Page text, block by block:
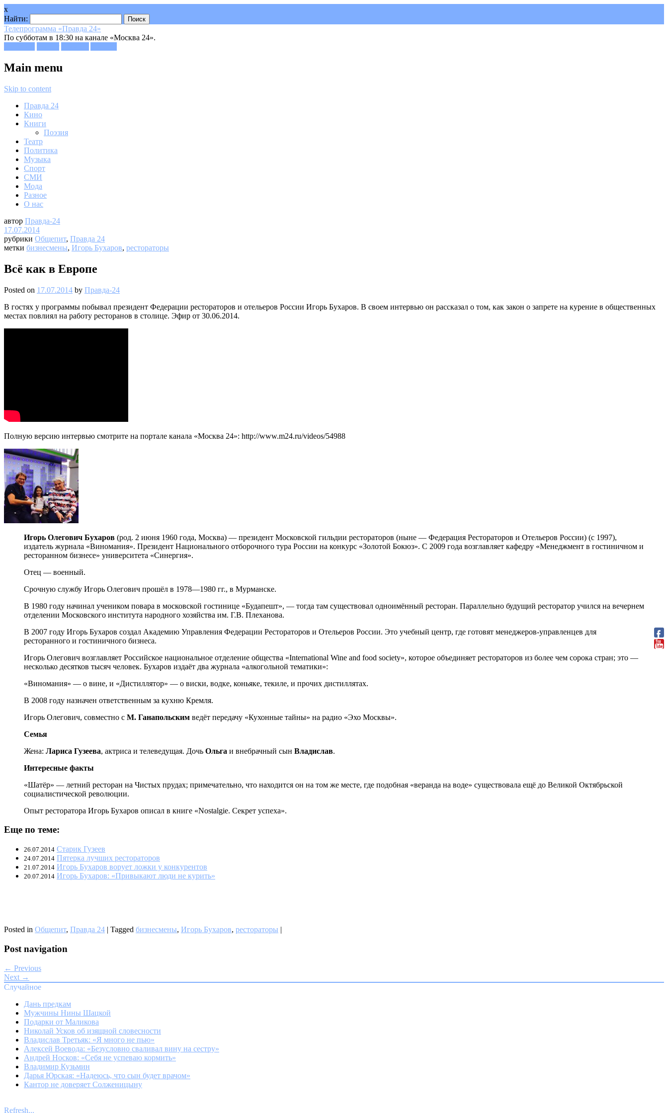
x
Найти:
Телепрограмма «Правда 24»
По субботам в 18:30 на канале «Москва 24».
Main menu
Skip to content
Правда 24
Кино
Книги
Поэзия
Театр
Политика
Музыка
Спорт
СМИ
Мода
Разное
О нас
автор Правда-24
17.07.2014
рубрики Общепит, Правда 24
метки бизнесмены, Игорь Бухаров, рестораторы
Всё как в Европе
Posted on 17.07.2014 by Правда-24
В гостях у программы побывал президент Федерации рестораторов и отельеров России Игорь Бухаров. В своем интервью он рассказал о том, как закон о запрете на курение в общественных
местах повлиял на работу ресторанов в столице. Эфир от 30.06.2014.
Полную версию интервью смотрите на портале канала «Москва 24»: http://www.m24.ru/videos/54988
Игорь Олегович Бухаров (род. 2 июня 1960 года, Москва) — президент Московской гильдии рестораторов (ныне — Федерация Рестораторов и Отельеров России) (c 1997),
издатель журнала «Виномания». Президент Национального отборочного тура России на конкурс «Золотой Бокюз». С 2009 года возглавляет кафедру «Менеджмент в гостиничном и
ресторанном бизнесе» университета «Синергия».
Отец — военный.
Срочную службу Игорь Олегович прошёл в 1978—1980 гг., в Мурманске.
В 1980 году начинал учеником повара в московской гостинице «Будапешт», — тогда там существовал одноимённый ресторан. Параллельно будущий ресторатор учился на вечернем
отделении Московского института народного хозяйства им. Г.В. Плеханова.
В 2007 году Игорь Бухаров создал Академию Управления Федерации Рестораторов и Отельеров России. Это учебный центр, где готовят менеджеров-управленцев для
ресторанного и гостиничного бизнеса.
Игорь Олегович возглавляет Российское национальное отделение общества «International Wine and food society», которое объединяет рестораторов из более чем сорока стран; это —
несколько десятков тысяч человек. Бухаров издаёт два журнала «алкогольной тематики»:
«Виномания» — о вине, и «Дистиллятор» — о виски, водке, коньяке, текиле, и прочих дистиллятах.
В 2008 году назначен ответственным за кухню Кремля.
Игорь Олегович, совместно с М. Ганапольским ведёт передачу «Кухонные тайны» на радио «Эхо Москвы».
Семья
Жена: Лариса Гузеева, актриса и телеведущая. Дочь Ольга и внебрачный сын Владислав.
Интересные факты
«Шaтёp» — летний ресторан на Чистых прудах; примечательно, что находится он на том же месте, где подобная «веранда на воде» существовала ещё до Великой Октябрьской
социалистической революции.
Опыт ресторатора Игорь Бухаров описал в книге «Nostalgie. Ceкpeт успexa».
Еще по теме:
26.07.2014 Старик Гузеев
24.07.2014 Пятерка лучших рестораторов
21.07.2014 Игорь Бухаров ворует ложки у конкурентов
20.07.2014 Игорь Бухаров: «Привыкают люди не курить»
Posted in Общепит, Правда 24 | Tagged бизнесмены, Игорь Бухаров, рестораторы |
Post navigation
← Previous
Next →
Случайное
Дань предкам
Мужчины Нины Шацкой
Подарки от Маликова
Николай Усков об изящной словесности
Владислав Третьяк: «Я много не пью»
Алексей Воевода: «Безусловно сваливал вину на сестру»
Андрей Носков: «Себя не успеваю кормить»
Владимир Кузьмин
Дарья Юрская: «Надеюсь, что сын будет врачом»
Кантор не доверяет Солженицыну
Refresh...